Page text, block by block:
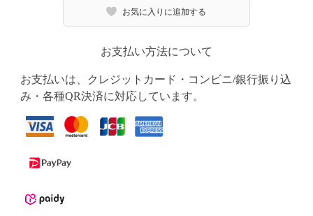
お気に入りに追加する
お支払い方法について
お支払いは、クレジットカード・コンビニ/銀行振り込
み・各種QR決済に対応しています。